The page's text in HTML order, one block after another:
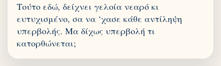
Τούτο εδώ, δείχνει γελοία νεαρό κι
ευτυχισμένο, σα να ‘χασε κάθε αντίληψη
υπερβολής. Μα δίχως υπερβολή τι
κατορθώνεται;